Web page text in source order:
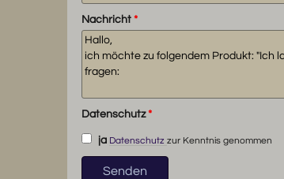
Nachricht*
Datenschutz*
ja Datenschutzzur Kenntnis genommen